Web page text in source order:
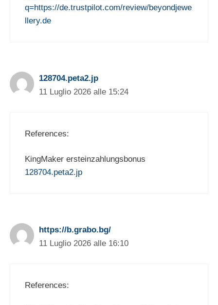
q=https://de.trustpilot.com/review/beyondjewe
llery.de
128704.peta2.jp
11 Luglio 2026 alle 15:24
References:
KingMaker ersteinzahlungsbonus
128704.peta2.jp
https://b.grabo.bg/
11 Luglio 2026 alle 16:10
References: